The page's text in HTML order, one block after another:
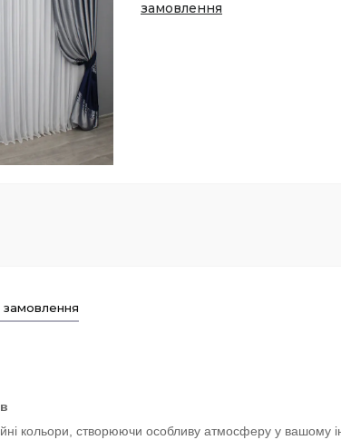
замовлення
замовлення
кольори, створюючи особливу атмосферу у вашому